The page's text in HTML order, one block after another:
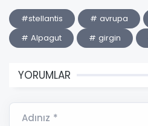
#stellantis # avrupa
# Alpagut
# girgin
YORUMLAR
Adınız *